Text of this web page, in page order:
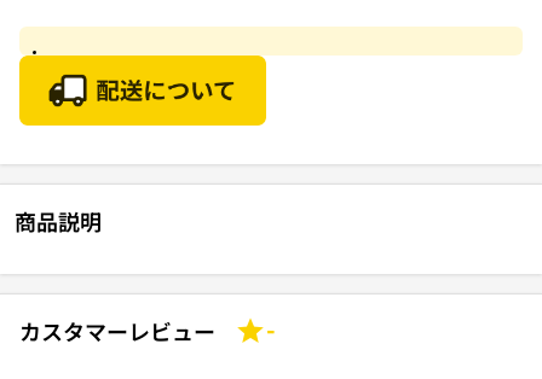
商品説明
カスタマーレビュー -